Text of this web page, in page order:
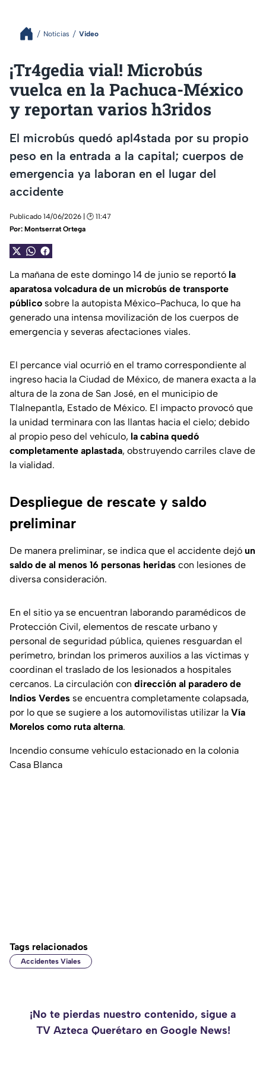
Noticias Video
¡Tr4gedia vial! Microbús
vuelca en la Pachuca-México
y reportan varios h3ridos
El microbús quedó apl4stada por su propio
peso en la entrada a la capital; cuerpos de
emergencia ya laboran en el lugar del
accidente
Publicado 14/06/2026 | 🕑 11:47
Por: Montserrat Ortega
La mañana de este domingo 14 de junio se reportó la
aparatosa volcadura de un microbús de transporte
público sobre la autopista México-Pachuca, lo que ha
generado una intensa movilización de los cuerpos de
emergencia y severas afectaciones viales.
El percance vial ocurrió en el tramo correspondiente al
ingreso hacia la Ciudad de México, de manera exacta a la
altura de la zona de San José, en el municipio de
Tlalnepantla, Estado de México. El impacto provocó que
la unidad terminara con las llantas hacia el cielo; debido
al propio peso del vehículo, la cabina quedó
completamente aplastada, obstruyendo carriles clave de
la vialidad.
Despliegue de rescate y saldo
preliminar
De manera preliminar, se indica que el accidente dejó un
saldo de al menos 16 personas heridas con lesiones de
diversa consideración.
En el sitio ya se encuentran laborando paramédicos de
Protección Civil, elementos de rescate urbano y
personal de seguridad pública, quienes resguardan el
perímetro, brindan los primeros auxilios a las víctimas y
coordinan el traslado de los lesionados a hospitales
cercanos. La circulación con dirección al paradero de
Indios Verdes se encuentra completamente colapsada,
por lo que se sugiere a los automovilistas utilizar la Vía
Morelos como ruta alterna.
Incendio consume vehículo estacionado en la colonia
Casa Blanca
Tags relacionados
Accidentes Viales
¡No te pierdas nuestro contenido, sigue a
TV Azteca Querétaro en Google News!